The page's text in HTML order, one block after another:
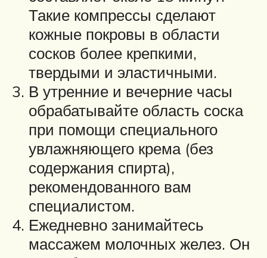
Такие компрессы сделают
кожные покровы в области
сосков более крепкими,
твердыми и эластичными.
В утренние и вечерние часы
обрабатывайте область соска
при помощи специального
увлажняющего крема (без
содержания спирта),
рекомендованного вам
специалистом.
Ежедневно занимайтесь
массажем молочных желез. Он